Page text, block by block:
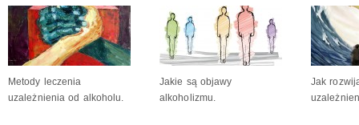
Metody leczenia
uzależnienia od alkoholu.
Jakie są objawy
alkoholizmu.
Jak